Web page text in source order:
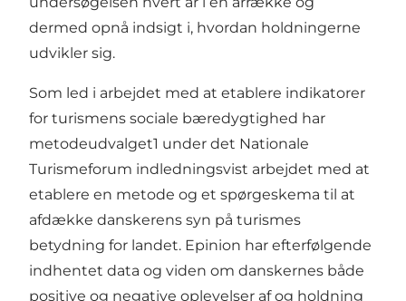
dermed opnå indsigt i, hvordan holdningerne
udvikler sig.
Som led i arbejdet med at etablere indikatorer
for turismens sociale bæredygtighed har
metodeudvalget1 under det Nationale
Turismeforum indledningsvist arbejdet med at
etablere en metode og et spørgeskema til at
afdække danskerens syn på turismes
betydning for landet. Epinion har efterfølgende
indhentet data og viden om danskernes både
positive og negative oplevelser af og holdning